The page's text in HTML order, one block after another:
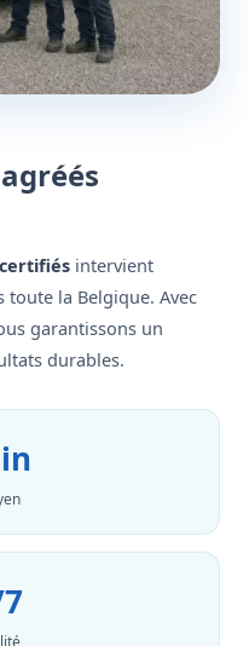
intervient
la Belgique. Avec
garantissons un
durables.